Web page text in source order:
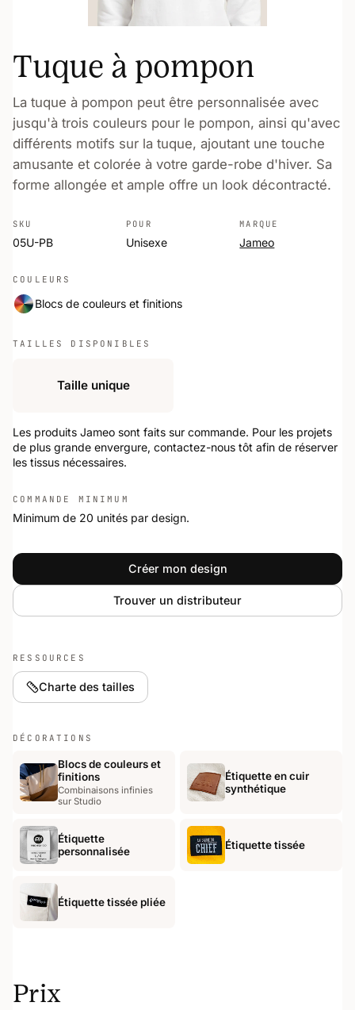
RESSOURCES
Charte des tailles
DÉCORATIONS
Blocs de couleurs et
finitions
Combinaisons infinies
sur Studio
Étiquette en cuir
synthétique
Étiquette
personnalisée
Étiquette tissée
Étiquette tissée pliée
Tuque à pompon
La tuque à pompon peut être personnalisée avec
jusqu'à trois couleurs pour le pompon, ainsi qu'avec
différents motifs sur la tuque, ajoutant une touche
amusante et colorée à votre garde-robe d'hiver. Sa
forme allongée et ample offre un look décontracté.
SKU
05U-PB
POUR
Unisexe
MARQUE
Jameo
COULEURS
Blocs de couleurs et finitions
TAILLES DISPONIBLES
Taille unique
Les produits Jameo sont faits sur commande. Pour les projets
de plus grande envergure, contactez-nous tôt afin de réserver
les tissus nécessaires.
COMMANDE MINIMUM
Minimum de 20 unités par design.
Créer mon design
Trouver un distributeur
Prix